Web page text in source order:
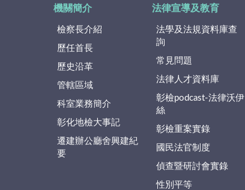
機關簡介
檢察長介紹
歷任首長
歷史沿革
管轄區域
科室業務簡介
彰化地檢大事記
遷建辦公廳舍興建紀
要
法律宣導及教育
法學及法規資料庫查
詢
常見問題
法律人才資料庫
彰檢podcast-法律沃伊
絲
彰檢重案實錄
國民法官制度
偵查暨研討會實錄
性別平等